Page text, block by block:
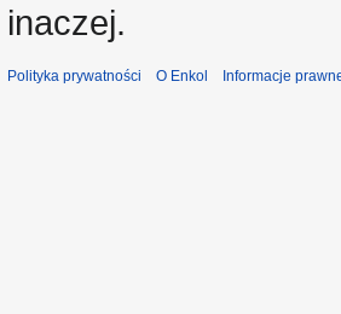
inaczej.
Polityka prywatności O Enkol Informacje